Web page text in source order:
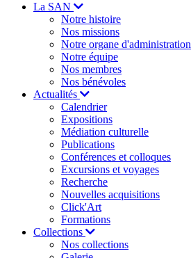
La SAN
Notre histoire
Nos missions
Notre organe d'administration
Notre équipe
Nos membres
Nos bénévoles
Actualités
Calendrier
Expositions
Médiation culturelle
Publications
Conférences et colloques
Excursions et voyages
Recherche
Nouvelles acquisitions
Click'Art
Formations
Collections
Nos collections